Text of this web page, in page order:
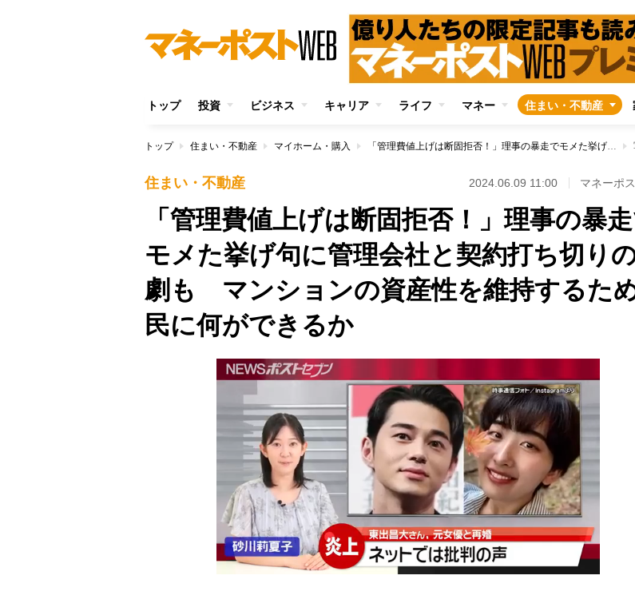
トップ 投資 ビジネス キャリア ライフ マネー 住まい・不動産
トップ 住まい・不動産 マイホーム・購入 「管理費値上げは断固拒否！」理事の暴走でモメた挙げ句に管理会社と契約打ち切りの悲劇も マンションの資産性を維持するため住民に何ができるか
住まい・不動産 2024.06.09 11:00 マネーポ
「管理費値上げは断固拒否！」理事の暴
モメた挙げ句に管理会社と契約打ち切り
劇も マンションの資産性を維持するた
民に何ができるか